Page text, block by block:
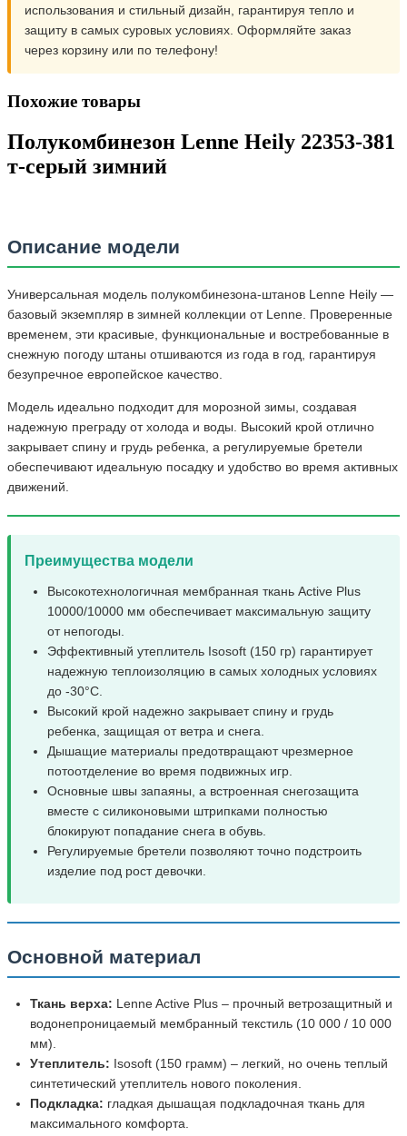
использования и стильный дизайн, гарантируя тепло и
защиту в самых суровых условиях. Оформляйте заказ
через корзину или по телефону!
Похожие товары
Полукомбинезон Lenne Heily 22353-381
т-серый зимний
Описание модели
Универсальная модель полукомбинезона-штанов Lenne Heily —
базовый экземпляр в зимней коллекции от Lenne. Проверенные
временем, эти красивые, функциональные и востребованные в
снежную погоду штаны отшиваются из года в год, гарантируя
безупречное европейское качество.
Модель идеально подходит для морозной зимы, создавая
надежную преграду от холода и воды. Высокий крой отлично
закрывает спину и грудь ребенка, а регулируемые бретели
обеспечивают идеальную посадку и удобство во время активных
движений.
Преимущества модели
Высокотехнологичная мембранная ткань Active Plus
10000/10000 мм обеспечивает максимальную защиту
от непогоды.
Эффективный утеплитель Isosoft (150 гр) гарантирует
надежную теплоизоляцию в самых холодных условиях
до -30°C.
Высокий крой надежно закрывает спину и грудь
ребенка, защищая от ветра и снега.
Дышащие материалы предотвращают чрезмерное
потоотделение во время подвижных игр.
Основные швы запаяны, а встроенная снегозащита
вместе с силиконовыми штрипками полностью
блокируют попадание снега в обувь.
Регулируемые бретели позволяют точно подстроить
изделие под рост девочки.
Основной материал
Ткань верха: Lenne Active Plus – прочный ветрозащитный и
водонепроницаемый мембранный текстиль (10 000 / 10 000
мм).
Утеплитель: Isosoft (150 грамм) – легкий, но очень теплый
синтетический утеплитель нового поколения.
Подкладка: гладкая дышащая подкладочная ткань для
максимального комфорта.